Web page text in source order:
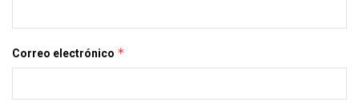
Correo electrónico *